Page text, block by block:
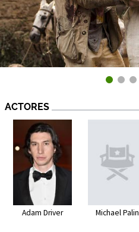
ACTORES
Adam Driver Michael Palin